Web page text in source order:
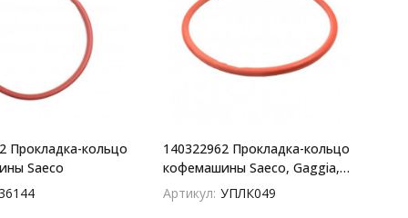
Прокладка-кольцо
Saeco
140322962 Прокладка-кольцо
кофемашины Saeco, Gaggia,
Philips УПЛК049
Артикул: УПЛК049